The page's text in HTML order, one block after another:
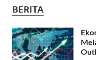
BERITA